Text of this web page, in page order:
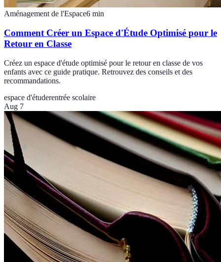
Aménagement de l'Espace6 min
Comment Créer un Espace d'Étude Optimisé pour le
Retour en Classe
Créez un espace d'étude optimisé pour le retour en classe de vos
enfants avec ce guide pratique. Retrouvez des conseils et des
recommandations.
espace d'étuderentrée scolaire
Aug 7